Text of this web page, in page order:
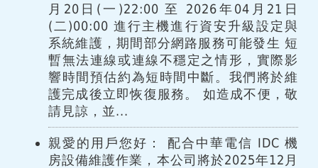
月20日(一)22:00 至 2026年04月21日
(二)00:00 進行主機進行資安升級設定與
系統維護，期間部分網路服務可能發生 短
暫無法連線或連線不穩定之情形，實際影
響時間預估約為短時間中斷。我們將於維
護完成後立即恢復服務。 如造成不便，敬
請見諒，並...
親愛的用戶您好： 配合中華電信 IDC 機
房設備維護作業，本公司將於2025年12月